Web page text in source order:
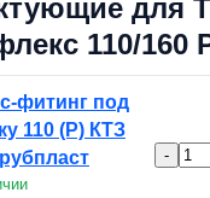
для
110/160
фитинг под
110 (Р) КТЗ
-